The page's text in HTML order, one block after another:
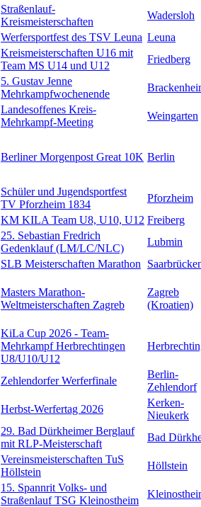
Straßenlauf-
Kreismeisterschaften
Wadersloh
Werfersportfest des TSV Leuna Leuna
Kreismeisterschaften U16 mit
Team MS U14 und U12
Friedberg
5. Gustav Jenne
Mehrkampfwochenende
Landesoffenes Kreis-
Mehrkampf-Meeting
Weingarten
Berliner Morgenpost Great 10K Berlin
Schüler und Jugendsportfest
TV Pforzheim 1834
Pforzheim
KM KILA Team U8, U10, U12 Freiberg
25. Sebastian Fredrich
Gedenklauf (LM/LC/NLC)
Lubmin
SLB Meisterschaften Marathon
Masters Marathon-
Weltmeisterschaften Zagreb
Zagreb
(Kroatien)
KiLa Cup 2026 - Team-
Mehrkampf Herbrechtingen
U8/U10/U12
Zehlendorfer Werferfinale
Berlin-
Zehlendorf
Herbst-Werfertag 2026
Kerken-
Nieukerk
29. Bad Dürkheimer Berglauf
mit RLP-Meisterschaft
Bad
Vereinsmeisterschaften TuS
Höllstein
Höllstein
15. Spannrit Volks- und
Straßenlauf TSG Kleinostheim